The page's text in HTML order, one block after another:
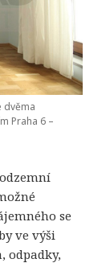
dvěma
Praha 6 –
se
ve výši
odpadky,